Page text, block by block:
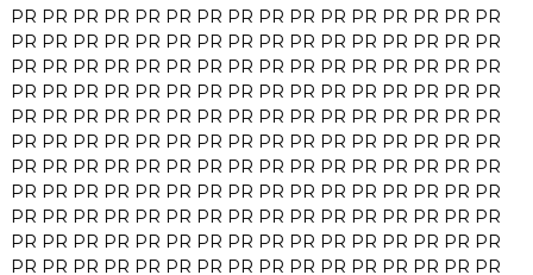
PR PR PR PR PR PR PR PR PR PR PR PR PR PR PR PR
PR PR PR PR PR PR PR PR PR PR PR PR PR PR PR PR
PR PR PR PR PR PR PR PR PR PR PR PR PR PR PR PR
PR PR PR PR PR PR PR PR PR PR PR PR PR PR PR PR
PR PR PR PR PR PR PR PR PR PR PR PR PR PR PR PR
PR PR PR PR PR PR PR PR PR PR PR PR PR PR PR PR
PR PR PR PR PR PR PR PR PR PR PR PR PR PR PR PR
PR PR PR PR PR PR PR PR PR PR PR PR PR PR PR PR
PR PR PR PR PR PR PR PR PR PR PR PR PR PR PR PR
PR PR PR PR PR PR PR PR PR PR PR PR PR PR PR PR
PR PR PR PR PR PR PR PR PR PR PR PR PR PR PR PR